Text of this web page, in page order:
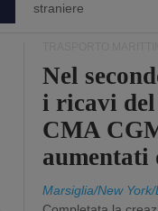
straniere
Nel
i ricavi
CMA
aumentati
Marsiglia/New